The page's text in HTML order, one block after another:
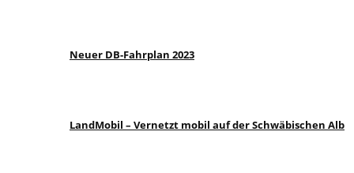
Neuer DB-Fahrplan 2023
LandMobil – Vernetzt mobil auf der Schwäbischen Alb